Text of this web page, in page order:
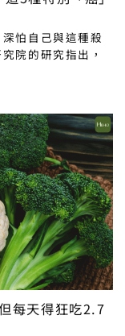
怕自己與這種殺
院的研究指出，